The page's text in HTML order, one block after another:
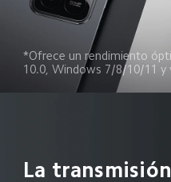
*Ofrece un rendimiento
10.0, Windows 7/8/10/11 y
La